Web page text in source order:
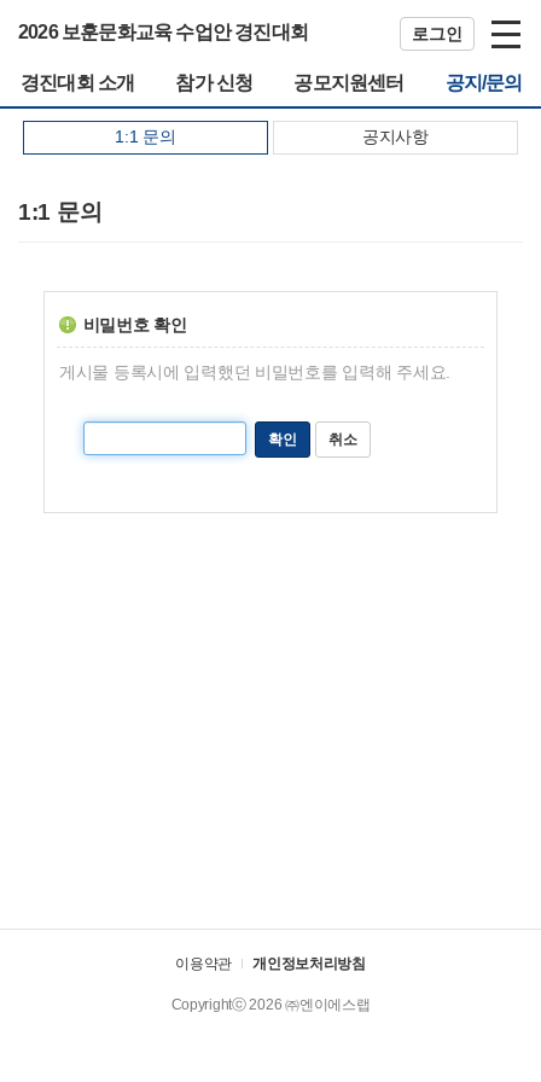
2026 보훈문화교육 수업안 경진대회 로그인
경진대회 소개 참가 신청 공모지원센터 공지/문의
1:1 문의 공지사항
1:1 문의
비밀번호 확인
게시물 등록시에 입력했던 비밀번호를 입력해 주세요.
이용약관 개인정보처리방침
Copyrightⓒ 2026 ㈜엔이에스랩